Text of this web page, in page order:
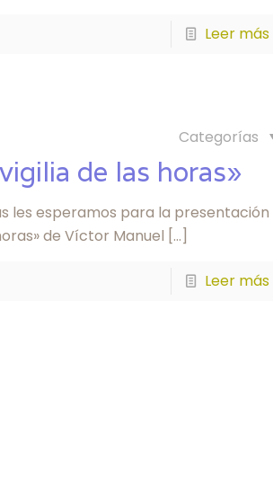
Leer más
Categorías
de las horas»
les esperamos para la presentación
de Víctor Manuel […]
Leer más